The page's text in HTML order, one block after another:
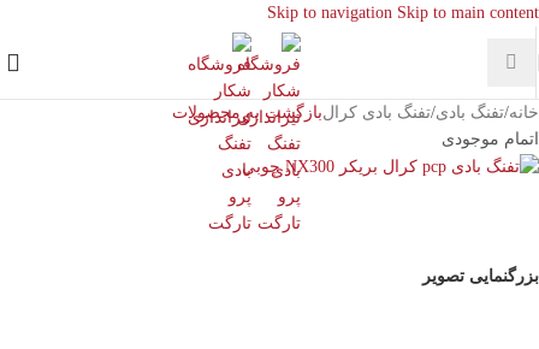
Skip to navigation Skip to main content
خانه/تفنگ بادی/تفنگ بادی کرالبازگشت به محصولات
اتمام موجودی
بزرگنمایی تصویر